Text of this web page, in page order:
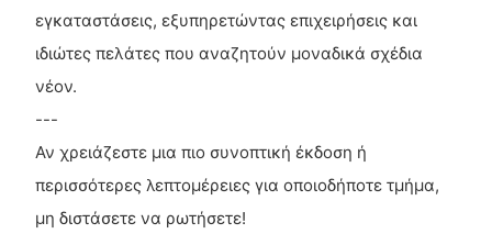
εγκαταστάσεις, εξυπηρετώντας επιχειρήσεις και
ιδιώτες πελάτες που αναζητούν μοναδικά σχέδια
νέον.
---
Αν χρειάζεστε μια πιο συνοπτική έκδοση ή
περισσότερες λεπτομέρειες για οποιοδήποτε τμήμα,
μη διστάσετε να ρωτήσετε!